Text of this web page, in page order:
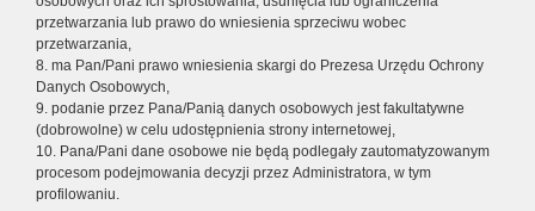
przetwarzania lub prawo do wniesienia sprzeciwu wobec
przetwarzania,
8. ma Pan/Pani prawo wniesienia skargi do Prezesa Urzędu Ochrony
Danych Osobowych,
9. podanie przez Pana/Panią danych osobowych jest fakultatywne
(dobrowolne) w celu udostępnienia strony internetowej,
10. Pana/Pani dane osobowe nie będą podlegały zautomatyzowanym
procesom podejmowania decyzji przez Administratora, w tym
profilowaniu.